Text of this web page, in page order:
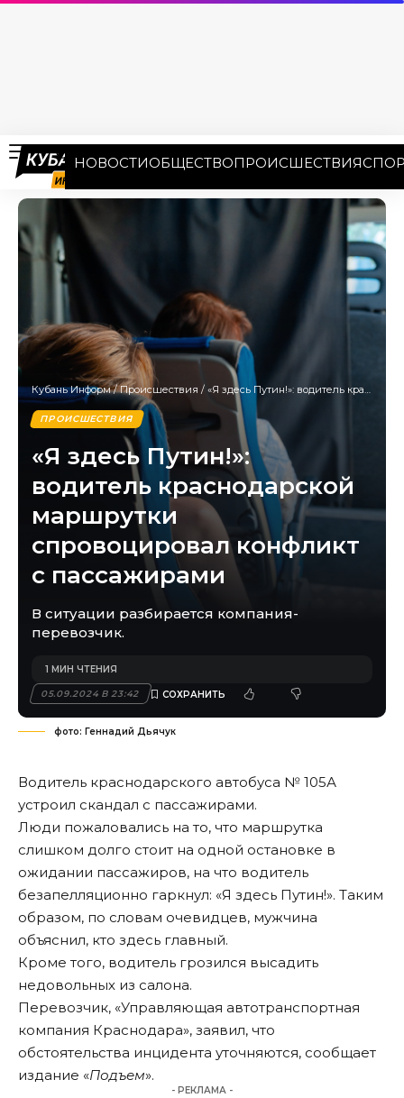
НОВОСТИОБЩЕСТВОПРОИСШЕСТВИЯ
Кубань Информ/Происшествия / «Я здесь Путин!»: водитель краснодарской маршрутки спровоцировал конфликт с пассажирами
ПРОИСШЕСТВИЯ
«Я здесь Путин!»:
водитель краснодарской
маршрутки
спровоцировал конфликт
с пассажирами
В ситуации разбирается компания-
перевозчик.
05.09.2024 В 23:42
1 МИН ЧТЕНИЯ
фото: Геннадий Дьячук
Водитель краснодарского автобуса № 105А
устроил скандал с пассажирами.
Люди пожаловались на то, что маршрутка
слишком долго стоит на одной остановке в
ожидании пассажиров, на что водитель
безапелляционно гаркнул: «Я здесь Путин!». Таким
образом, по словам очевидцев, мужчина
объяснил, кто здесь главный.
Кроме того, водитель грозился высадить
недовольных из салона.
Перевозчик, «Управляющая автотранспортная
компания Краснодара», заявил, что
обстоятельства инцидента уточняются, сообщает
издание «Подъем».
- РЕКЛАМА -